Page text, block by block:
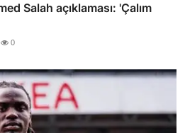
Salah açıklaması: 'Çalım
0